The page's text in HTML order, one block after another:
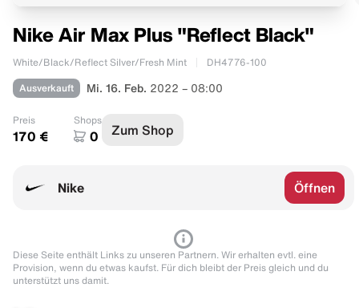
Nike Air Max Plus "Reflect Black"
White/Black/Reflect Silver/Fresh Mint DH4776-100
Ausverkauft Mi. 16. Feb. 2022 – 08:00
Preis
170 €
Shops
0 Zum Shop
Nike Öffnen
Diese Seite enthält Links zu unseren Partnern. Wir erhalten evtl. eine
Provision, wenn du etwas kaufst. Für dich bleibt der Preis gleich und du
unterstützt uns damit.